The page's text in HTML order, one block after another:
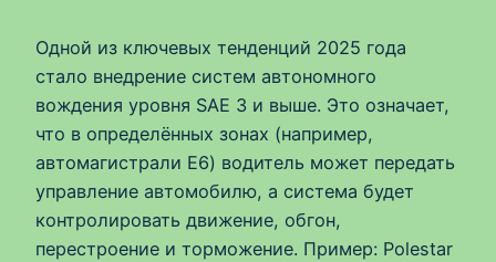
Одной из ключевых тенденций 2025 года
стало внедрение систем автономного
вождения уровня SAE 3 и выше. Это означает,
что в определённых зонах (например,
автомагистрали E6) водитель может передать
управление автомобилю, а система будет
контролировать движение, обгон,
перестроение и торможение. Пример: Polestar